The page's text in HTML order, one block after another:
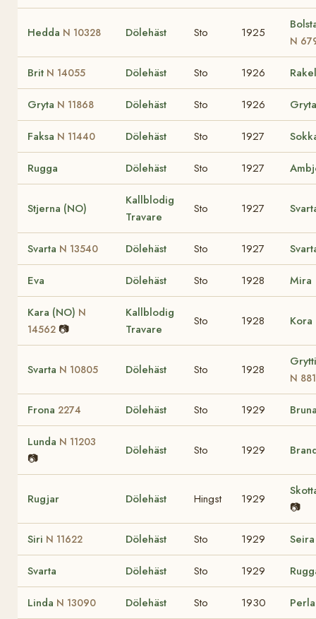
Hedda N 10328 Dölehäst Sto 1925
N
Brit N 14055 Dölehäst Sto 1926
Gryta N 11868 Dölehäst Sto 1926
Faksa N 11440 Dölehäst Sto 1927
Rugga Dölehäst Sto 1927
Stjerna (NO)
Kallblodig
Travare
Sto 1927
Svarta N 13540 Dölehäst Sto 1927
Eva Dölehäst Sto 1928 Mira
Kara (NO) N
14562 📷
Kallblodig
Travare
Sto 1928
Svarta N 10805 Dölehäst Sto 1928
N
Frona 2274 Dölehäst Sto 1929
Lunda N 11203
📷
Dölehäst Sto 1929
Rugjar Dölehäst Hingst 1929
📷
Siri N 11622 Dölehäst Sto 1929
Svarta Dölehäst Sto 1929
Linda N 13090 Dölehäst Sto 1930